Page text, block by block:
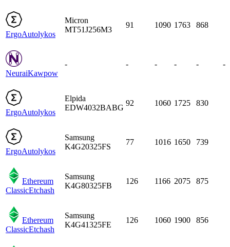
ErgoAutolykos
Micron
MT51J256M3
91 1090 1763 868
NeuraiKawpow
- - - - - -
ErgoAutolykos
Elpida
EDW4032BABG
92 1060 1725 830
ErgoAutolykos
Samsung
K4G20325FS
77 1016 1650 739
Ethereum
ClassicEtchash
Samsung
K4G80325FB
126 1166 2075 875
Ethereum
ClassicEtchash
Samsung
K4G41325FE
126 1060 1900 856